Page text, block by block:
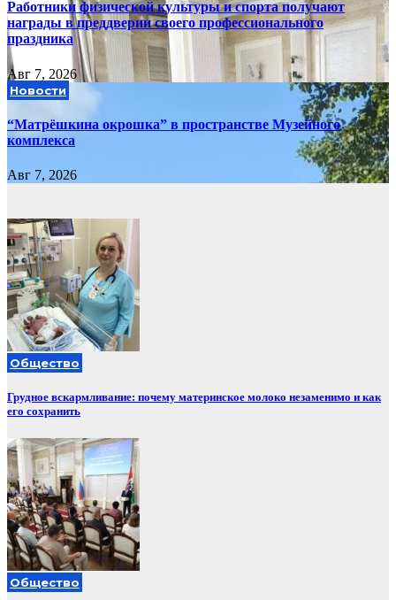
Работники физической культуры и спорта получают
награды в преддверии своего профессионального
праздника
Авг 7, 2026
Новости
“Матрёшкина окрошка” в пространстве Музейного
комплекса
Авг 7, 2026
Общество
Грудное вскармливание: почему материнское молоко незаменимо и как
его сохранить
Общество